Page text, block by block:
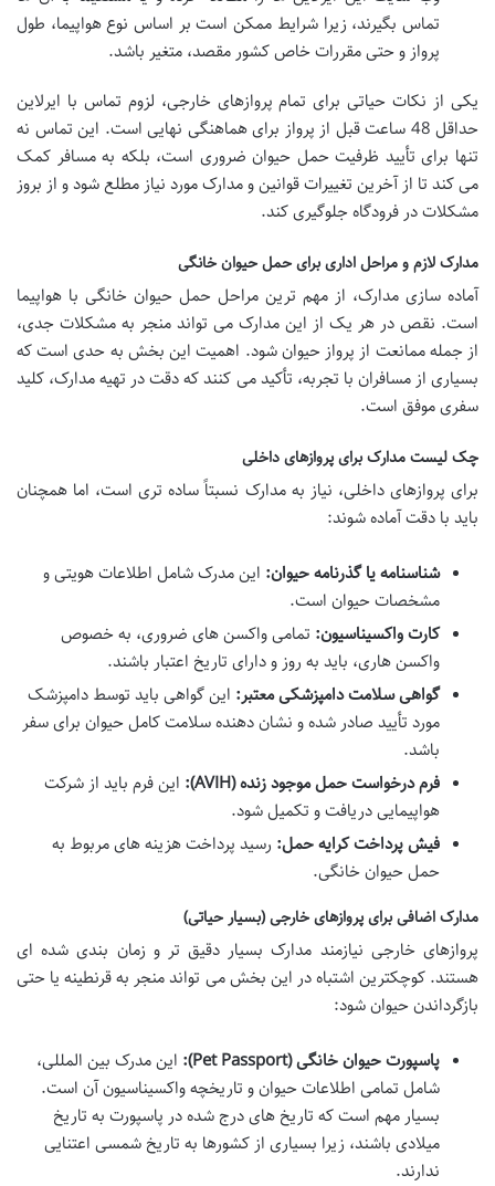
تماس بگیرند، زیرا شرایط ممکن است بر اساس نوع هواپیما، طول
پرواز و حتی مقررات خاص کشور مقصد، متغیر باشد.
یکی از نکات حیاتی برای تمام پروازهای خارجی، لزوم تماس با ایرلاین
حداقل 48 ساعت قبل از پرواز برای هماهنگی نهایی است. این تماس نه
تنها برای تأیید ظرفیتحمل حیوانضروری است، بلکه به مسافر کمک
می کند تا از آخرین تغییرات قوانین و مدارک مورد نیاز مطلع شود و از بروز
مشکلات در فرودگاه جلوگیری کند.
مدارک لازم و مراحل اداری برای حمل حیوان خانگی
آماده سازی مدارک، از مهم ترین مراحل حمل حیوان خانگی با هواپیما
است. نقص در هر یک از این مدارک می تواند منجر به مشکلات جدی،
از جمله ممانعت از پرواز حیوان شود. اهمیت این بخش به حدی است که
بسیاری از مسافران با تجربه، تأکید می کنند که دقت در تهیه مدارک، کلید
سفری موفق است.
چک لیست مدارک برای پروازهای داخلی
برای پروازهای داخلی، نیاز به مدارک نسبتاً ساده تری است، اما همچنان
باید با دقت آماده شوند:
شناسنامه یا گذرنامه حیوان: این مدرک شامل اطلاعات هویتی و
مشخصات حیوان است.
کارت واکسیناسیون: تمامی واکسن های ضروری، به خصوص
واکسن هاری، باید به روز و دارای تاریخ اعتبار باشند.
گواهی سلامت دامپزشکی معتبر: این گواهی باید توسط دامپزشک
مورد تأیید صادر شده و نشان دهنده سلامت کامل حیوان برای سفر
باشد.
فرم درخواست حمل موجود زنده (AVIH):
این فرم باید از شرکت
هواپیمایی دریافت و تکمیل شود.
فیش پرداخت کرایه حمل: رسید پرداخت هزینه های مربوط به
حمل حیوان خانگی.
مدارک اضافی برای پروازهای خارجی (بسیار حیاتی)
پروازهای خارجی نیازمند مدارک بسیار دقیق تر و زمان بندی شده ای
هستند. کوچکترین اشتباه در این بخش می تواند منجر به قرنطینه یا حتی
بازگرداندن حیوان شود:
پاسپورت حیوان خانگی (Pet Passport):
این مدرک بین المللی،
شامل تمامی اطلاعات حیوان و تاریخچه واکسیناسیون آن است.
بسیار مهم است که تاریخ های درج شده در پاسپورت به تاریخ
میلادی باشند، زیرا بسیاری از کشورها به تاریخ شمسی اعتنایی
ندارند.